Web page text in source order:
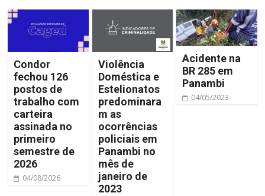
Condor
fechou 126
postos de
trabalho com
carteira
assinada no
primeiro
semestre de
2026
04/08/2026
Violência
Doméstica e
Estelionatos
predominara
m as
ocorrências
policiais em
Panambi no
mês de
janeiro de
2023
Acidente na
BR 285 em
Panambi
04/05/2023